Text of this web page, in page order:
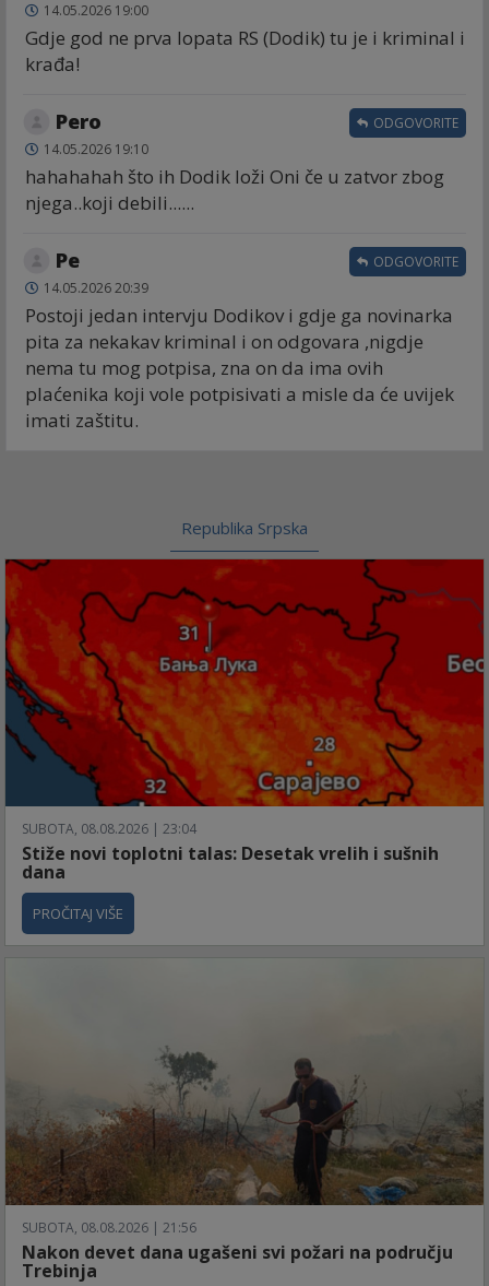
14.05.2026 19:00
Gdje god ne prva lopata RS (Dodik) tu je i kriminal i
krađa!
Pero
14.05.2026 19:10
hahahahah što ih Dodik loži Oni če u zatvor zbog
njega..koji debili......
ODGOVORITE
Ре
14.05.2026 20:39
Postoji jedan intervju Dodikov i gdje ga novinarka
pita za nekakav kriminal i on odgovara ,nigdje
nema tu mog potpisa, zna on da ima ovih
plaćenika koji vole potpisivati a misle da će uvijek
imati zaštitu.
ODGOVORITE
Republika Srpska
SUBOTA, 08.08.2026 | 23:04
Stiže novi toplotni talas: Desetak vrelih i sušnih
dana
PROČITAJ VIŠE
SUBOTA, 08.08.2026 | 21:56
Nakon devet dana ugašeni svi požari na području
Trebinja